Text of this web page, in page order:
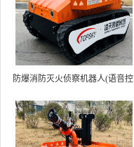
防爆消防灭火侦察机器人(语音控
火焰）中型RXR-MC80BD（第8
代）